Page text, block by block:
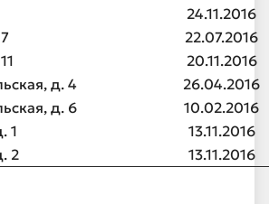
24.11.2016
22.07.2016
20.11.2016
д. 4
26.04.2016
д. 6
10.02.2016
1
13.11.2016
2
13.11.2016